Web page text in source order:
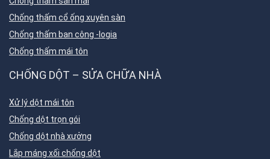
Chống thấm cổ ống xuyên sàn
Chống thấm ban công -logia
Chống thấm mái tôn
CHỐNG DỘT – SỬA CHỮA NHÀ
Xử lý dột mái tôn
Chống dột trọn gói
Chống dột nhà xưởng
Lắp máng xối chống dột